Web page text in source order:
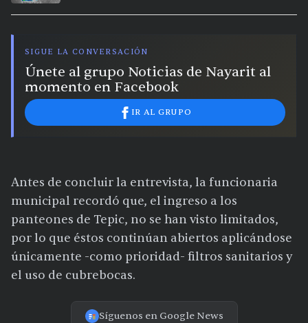
SIGUE LA CONVERSACIÓN
Únete al grupo Noticias de Nayarit al
momento en Facebook
IR AL GRUPO
Antes de concluir la entrevista, la funcionaria
municipal recordó que, el ingreso a los
panteones de Tepic, no se han visto limitados,
por lo que éstos continúan abiertos aplicándose
únicamente -como prioridad- filtros sanitarios y
el uso de cubrebocas.
Síguenos en Google News